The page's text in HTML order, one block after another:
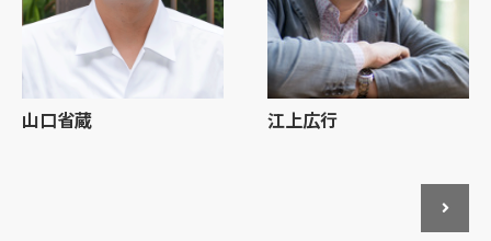
山口省蔵 江上広行